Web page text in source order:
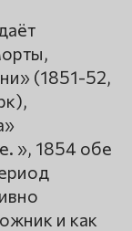
(1851-52,
», 1854 обе
и как